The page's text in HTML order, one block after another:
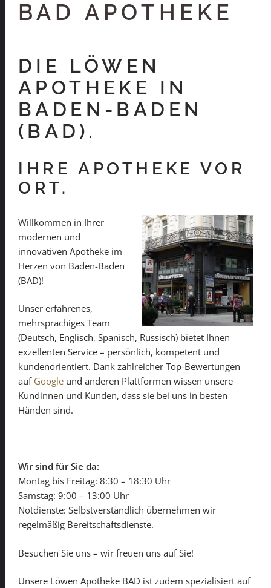
BAD APOTHEKE
DIE LÖWEN
APOTHEKE IN
BADEN-BADEN
(BAD).
IHRE APOTHEKE VOR
ORT.
Willkommen in Ihrer
modernen und
innovativen Apotheke im
Herzen von Baden-Baden
(BAD)!
Unser erfahrenes,
mehrsprachiges Team
(Deutsch, Englisch, Spanisch, Russisch) bietet Ihnen
exzellenten Service – persönlich, kompetent und
kundenorientiert. Dank zahlreicher Top-Bewertungen
auf Google und anderen Plattformen wissen unsere
Kundinnen und Kunden, dass sie bei uns in besten
Händen sind.
Wir sind für Sie da:
Montag bis Freitag: 8:30 – 18:30 Uhr
Samstag: 9:00 – 13:00 Uhr
Notdienste: Selbstverständlich übernehmen wir
regelmäßig Bereitschaftsdienste.
Besuchen Sie uns – wir freuen uns auf Sie!
Unsere Löwen Apotheke BAD ist zudem spezialisiert auf